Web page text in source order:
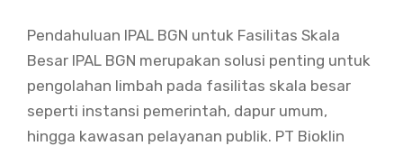
Pendahuluan IPAL BGN untuk Fasilitas Skala
Besar IPAL BGN merupakan solusi penting untuk
pengolahan limbah pada fasilitas skala besar
seperti instansi pemerintah, dapur umum,
hingga kawasan pelayanan publik. PT Bioklin